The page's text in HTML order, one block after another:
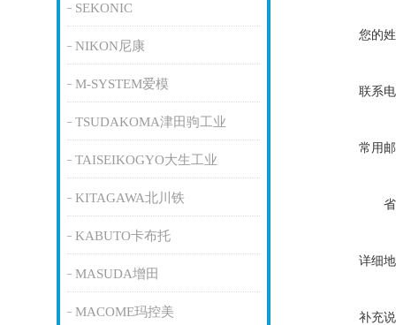
SEKONIC
NIKON尼康
M-SYSTEM爱模
TSUDAKOMA津田驹工业
TAISEIKOGYO大生工业
KITAGAWA北川铁
KABUTO卡布托
MASUDA增田
MACOME玛控美
您的
联系
常用
详细
补充